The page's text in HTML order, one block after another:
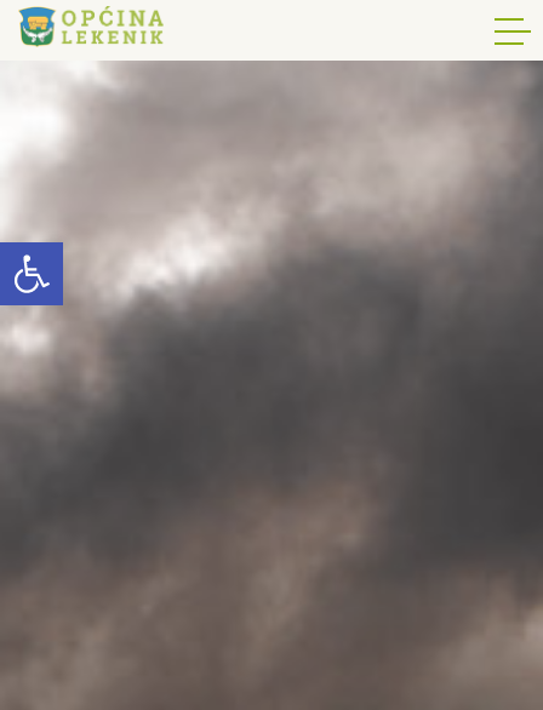
Open toolbar